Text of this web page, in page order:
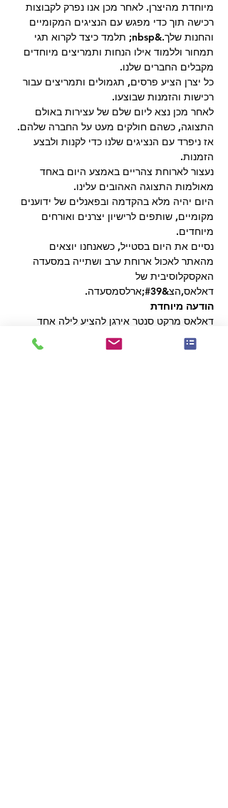
מיוחדת מהיצרן. לאחר מכן אנו נפרק לקבוצות
רכישה תוך כדי מפגש עם הנציגים המקומיים
והחנות שלך.&nbsp; תלמד כיצד לקרוא תגי
תמחור וללמוד אילו הנחות ותמריצים מיוחדים
מקבלים החברים שלנו.
כל יצרן הציע פרסים, תגמולים ותמריצים עבור
רכישות והזמנות שבוצעו.
לאחר מכן נצא ליום שלם של עצירות באולם
התצוגה, כשהם חולקים מעט על החברה שלהם.
אז ניפרד עם הנציגים שלנו כדי לקנות ולבצע
הזמנות.
נעצור לארוחת צהריים באמצע היום באחד
מאולמות התצוגה האהובים עלינו.
היום יהיה מלא בהקדמה ובפאנלים של ידוענים
מקומיים, שותפים לרישיון יצרנים ואורחים
מיוחדים.
נסיים את היום בסטייל, כשאנחנו יוצאים
מהאתר לאכול ארוחת ערב ושתייה במסעדה
האקסקלוסיבית של
דאלאס,הצ&#39;ארלס
מסעדה.
הודעה מיוחדת
דאלאס מרקט סנטר אירגן להציע לילה אחד
חינם במלון היוקרה דאלאס,
, עבור